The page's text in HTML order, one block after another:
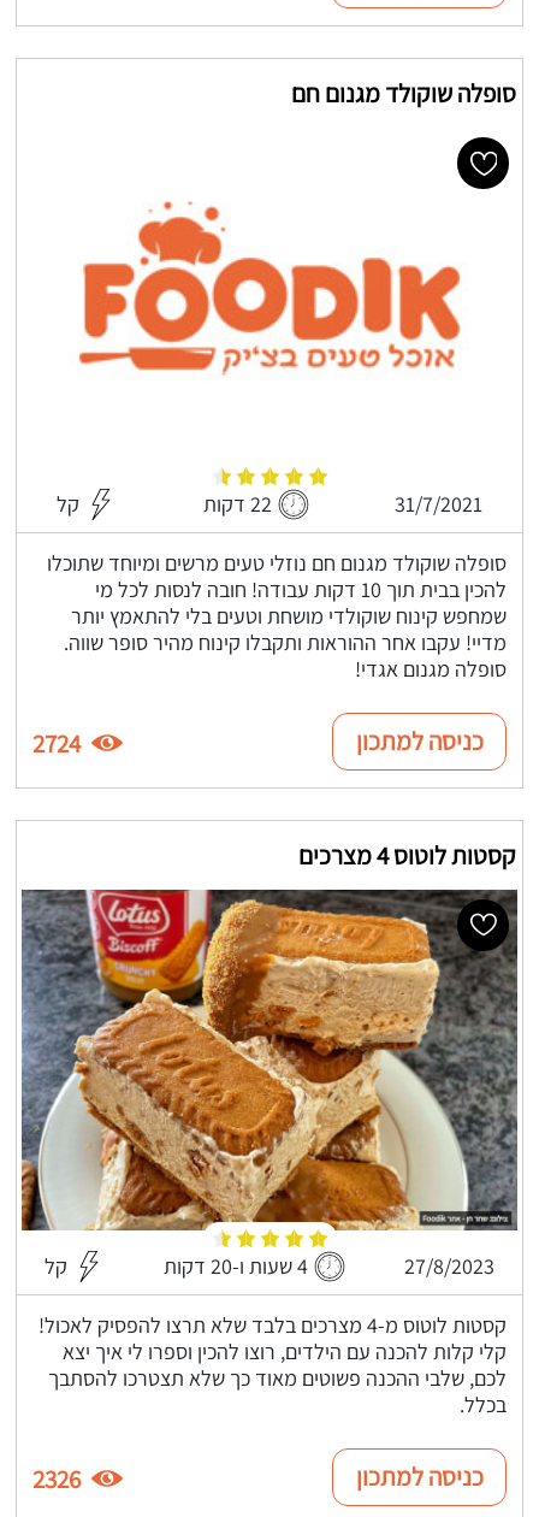
סופלה שוקולד מגנום חם
31/7/2021 22 דקות קל
סופלה שוקולד מגנום חם נוזלי טעים מרשים ומיוחד שתוכלו
להכין בבית תוך 10 דקות עבודה! חובה לנסות לכל מי
שמחפש קינוח שוקולדי מושחת וטעים בלי להתאמץ יותר
מדיי! עקבו אחר ההוראות ותקבלו קינוח מהיר סופר שווה.
סופלה מגנום אגדי!
כניסה למתכון 2724
קסטות לוטוס 4 מצרכים
27/8/2023 4 שעות ו-20 דקות קל
קסטות לוטוס מ-4 מצרכים בלבד שלא תרצו להפסיק לאכול!
קלי קלות להכנה עם הילדים, רוצו להכין וספרו לי איך יצא
לכם, שלבי ההכנה פשוטים מאוד כך שלא תצטרכו להסתבך
בכלל.
כניסה למתכון 2326